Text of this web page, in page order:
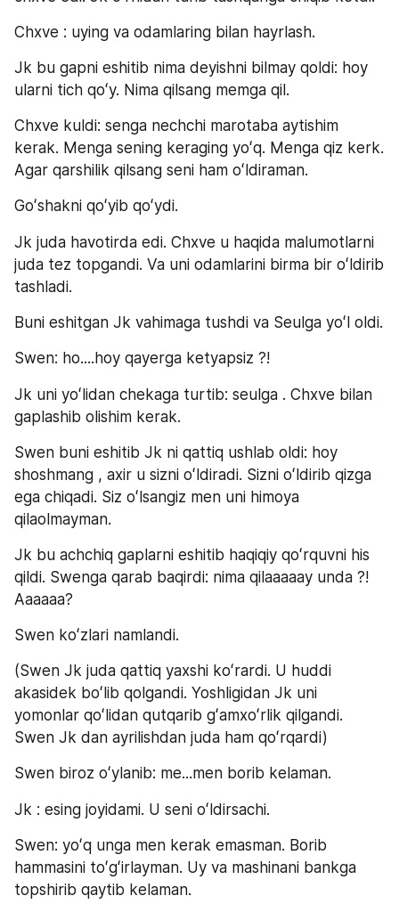
Chxve : uying va odamlaring bilan hayrlash.
Jk bu gapni eshitib nima deyishni bilmay qoldi: hoy
ularni tich qoʻy. Nima qilsang memga qil.
Chxve kuldi: senga nechchi marotaba aytishim
kerak. Menga sening keraging yoʻq. Menga qiz kerk.
Agar qarshilik qilsang seni ham oʻldiraman.
Goʻshakni qoʻyib qoʻydi.
Jk juda havotirda edi. Chxve u haqida malumotlarni
juda tez topgandi. Va uni odamlarini birma bir oʻldirib
tashladi.
Swen: ho....hoy qayerga ketyapsiz ?!
Jk uni yoʻlidan chekaga turtib: seulga . Chxve bilan
gaplashib olishim kerak.
Swen buni eshitib Jk ni qattiq ushlab oldi: hoy
shoshmang , axir u sizni oʻldiradi. Sizni oʻldirib qizga
ega chiqadi. Siz oʻlsangiz men uni himoya
qilaolmayman.
Jk bu achchiq gaplarni eshitib haqiqiy qoʻrquvni his
qildi. Swenga qarab baqirdi: nima qilaaaaay unda ?!
Aaaaaa?
Swen koʻzlari namlandi.
(Swen Jk juda qattiq yaxshi koʻrardi. U huddi
akasidek boʻlib qolgandi. Yoshligidan Jk uni
yomonlar qoʻlidan qutqarib gʻamxoʻrlik qilgandi.
Swen Jk dan ayrilishdan juda ham qoʻrqardi)
Swen biroz oʻylanib: me...men borib kelaman.
Jk : esing joyidami. U seni oʻldirsachi.
Swen: yoʻq unga men kerak emasman. Borib
hammasini toʻgʻirlayman. Uy va mashinani bankga
topshirib qaytib kelaman.